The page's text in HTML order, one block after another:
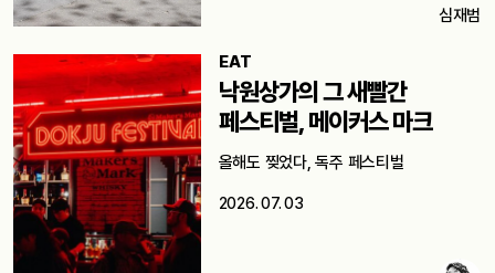
심재범
EAT
낙원상가의 그 새빨간
페스티벌, 메이커스 마크
올해도 찢었다, 독주 페스티벌
2026. 07. 03